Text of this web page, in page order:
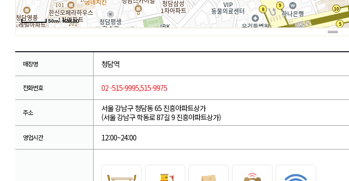
50m
매장명 청담역
전화번호 02 -515-9995,515-9975
주소
서울 강남구 청담동 65 진흥아파트상가
(서울 강남구 학동로 87길 9 진흥아파트상가)
영업시간 12:00~24:00